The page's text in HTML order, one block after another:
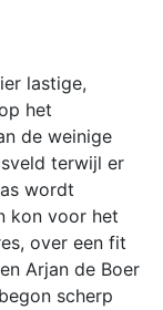
lastige,
het
de weinige
terwijl er
wordt
kon voor het
over een fit
Arjan de Boer
scherp